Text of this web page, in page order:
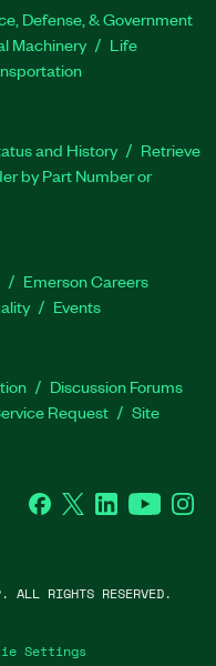
Defense, & Government
Machinery
Life
and History
Retrieve
by Part Number or
Emerson Careers
Events
Discussion Forums
Request
Site
Facebook
Twitter LinkedInYouTube
Settings
ALL RIGHTS RESERVED.